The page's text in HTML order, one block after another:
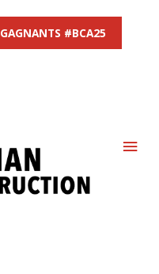
GAGNANTS #BCA25